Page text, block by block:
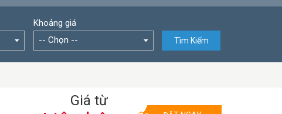
Khoảng giá
-- Chọn --
Tìm Kiếm
Giá từ